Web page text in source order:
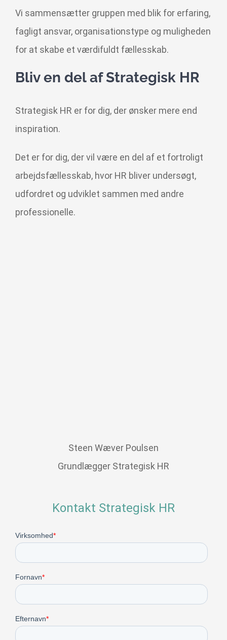
Vi sammensætter gruppen med blik for erfaring,
fagligt ansvar, organisationstype og muligheden
for at skabe et værdifuldt fællesskab.
Bliv en del af Strategisk HR
Strategisk HR er for dig, der ønsker mere end
inspiration.
Det er for dig, der vil være en del af et fortroligt
arbejdsfællesskab, hvor HR bliver undersøgt,
udfordret og udviklet sammen med andre
professionelle.
Steen Wæver Poulsen
Grundlægger Strategisk HR
Kontakt Strategisk HR